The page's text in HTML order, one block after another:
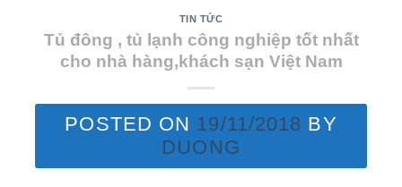
TIN TỨC
Tủ đông , tủ lạnh công nghiệp tốt nhất
cho nhà hàng,khách sạn Việt Nam
POSTED ON 19/11/2018 BY
DUONG